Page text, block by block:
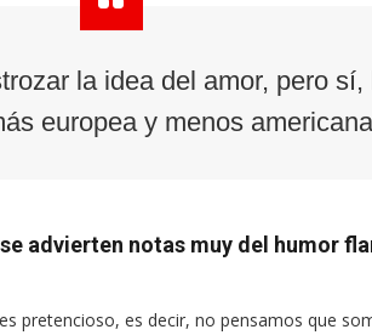
la idea del amor, pero
europea y menos
advierten notas muy del humor
pretencioso, es decir, no pensamos que